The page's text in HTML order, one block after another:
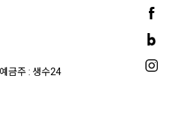
금주 : 생수24